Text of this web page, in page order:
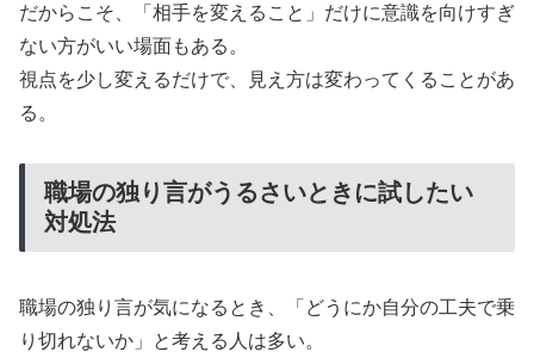
だからこそ、「相手を変えること」だけに意識を向けすぎ
ない方がいい場面もある。
視点を少し変えるだけで、見え方は変わってくることがあ
る。
職場の独り言がうるさいときに試したい
対処法
職場の独り言が気になるとき、「どうにか自分の工夫で乗
り切れないか」と考える人は多い。